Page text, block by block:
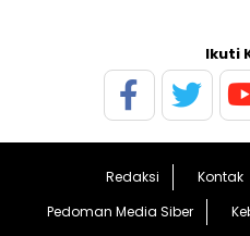
Ikuti
Redaksi Kontak
Pedoman Media Siber